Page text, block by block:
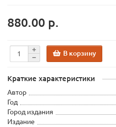
880.00 р.
В корзину
Краткие характеристики
Автор
Год
Город издания
Издание